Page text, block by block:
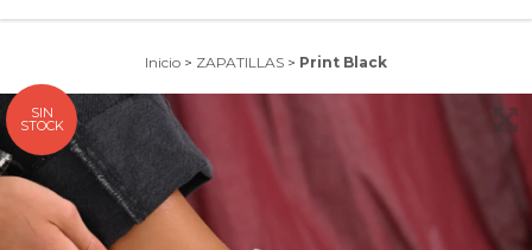
Inicio > ZAPATILLAS > Print Black
SIN
STOCK